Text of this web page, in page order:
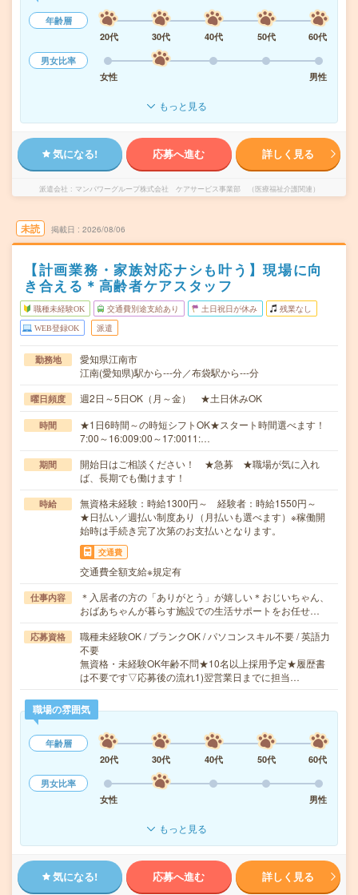
年齢層
20代
30代 40代 50代
60代
男女比率
女性
男性
もっと見る
気になる! 応募へ進む 詳しく見る
派遣会社 マンパワーグループ株式会社 ケアサービス事業部 （医療福祉介護関連）
未読 掲載日 2026/08/06
【計画業務・家族対応ナシも叶う】現場に向
き合える＊高齢者ケアスタッフ
職種未経験OK 交通費別途支給あり 土日祝日が休み 残業なし
WEB登録OK 派遣
勤務地
愛知県江南市
江南(愛知県)駅から---分／布袋駅から---分
曜日頻度 週2日～5日OK（月～金） ★土日休みOK
時間
★1日6時間～の時短シフトOK★スタート時間選べます！
7:00～16:009:00～17:0011:…
期間
開始日はご相談ください！ ★急募 ★職場が気に入れ
ば、長期でも働けます！
時給
無資格未経験：時給1300円～ 経験者：時給1550円～
★日払い／週払い制度あり（月払いも選べます）※稼働開
始時は手続き完了次第のお支払いとなります。
交通費
交通費全額支給※規定有
仕事内容
＊入居者の方の「ありがとう」が嬉しい＊おじいちゃん、
おばあちゃんが暮らす施設での生活サポートをお任せ…
応募資格
職種未経験OK / ブランクOK / パソコンスキル不要 / 英語力
不要
無資格・未経験OK年齢不問★10名以上採用予定★履歴書
は不要です▽応募後の流れ1)翌営業日までに担当…
職場の雰囲気
年齢層
20代
30代 40代 50代
60代
男女比率
女性
男性
もっと見る
気になる! 応募へ進む 詳しく見る